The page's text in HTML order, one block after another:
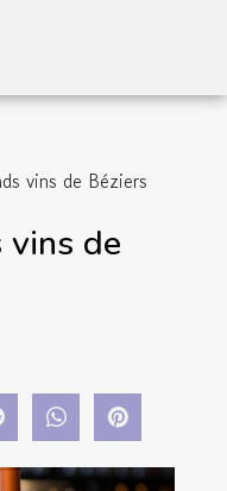
vins de Béziers
vins de